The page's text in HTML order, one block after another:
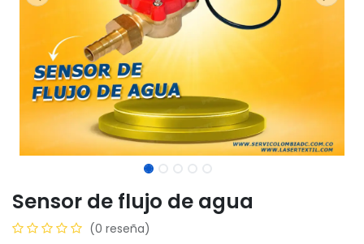
Sensor de flujo de agua
(0 reseña)